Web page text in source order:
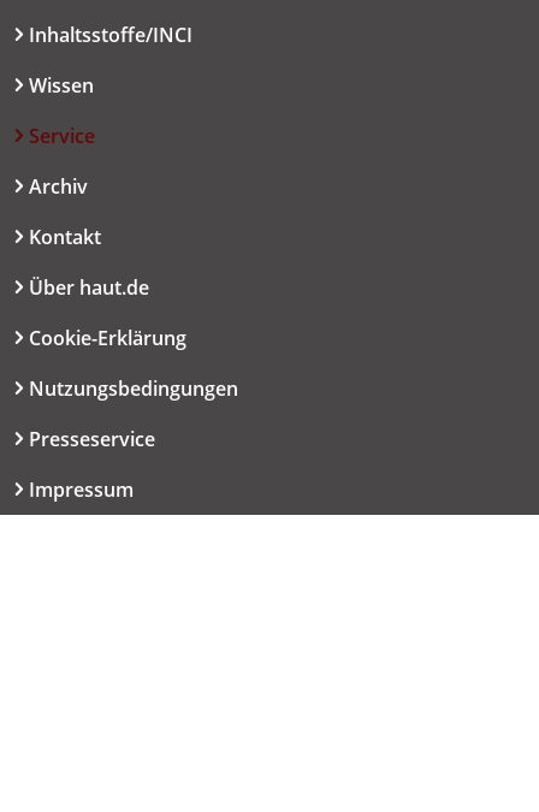
Inhaltsstoffe/INCI
Wissen
Service
Archiv
Kontakt
Über haut.de
Cookie-Erklärung
Nutzungsbedingungen
Presseservice
Impressum